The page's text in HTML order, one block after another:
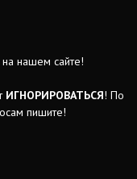
нашем сайте!
ИГНОРИРОВАТЬСЯ! По
пишите!